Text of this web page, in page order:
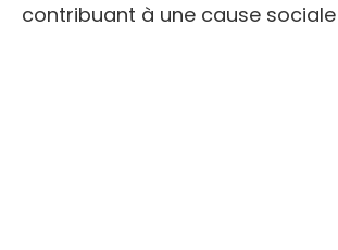
contribuant à une cause